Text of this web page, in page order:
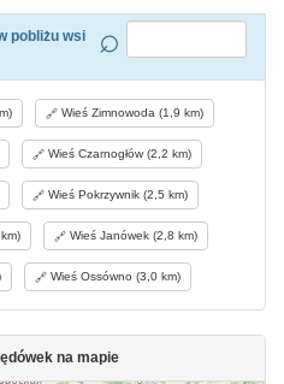
pobliżu wsi
Wieś Zimnowoda (1,9 km)
Wieś Czarnogłów (2,2 km)
Wieś Pokrzywnik (2,5 km)
Wieś Janówek (2,8 km)
Wieś Ossówno (3,0 km)
na mapie